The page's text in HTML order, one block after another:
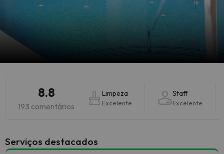
8.8
193 comentários
Limpeza
Excelente
Staff
Excelente
Serviços destacados